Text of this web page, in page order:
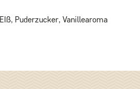
Puderzucker, Vanillearoma